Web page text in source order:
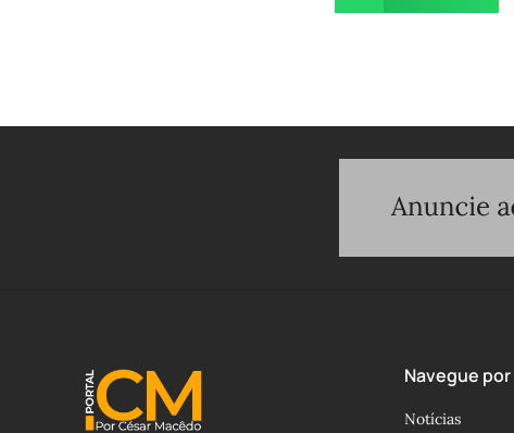
Navegue
Notícias